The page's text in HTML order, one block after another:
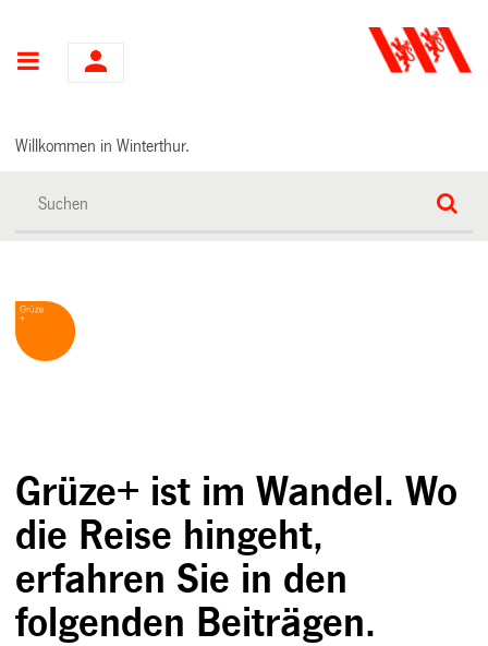
Hauptnavigation
Willkommen in Winterthur.
Grüze+ ist im Wandel. Wo
die Reise hingeht,
erfahren Sie in den
folgenden Beiträgen.